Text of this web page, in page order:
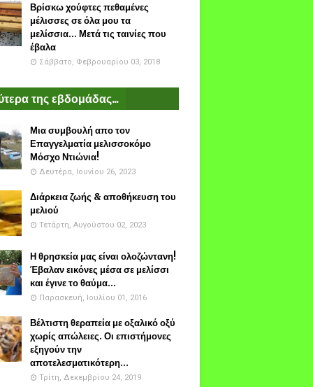
Βρίσκω χούφτες πεθαμένες
μέλισσες σε όλα μου τα
μελίσσια... Μετά τις ταινίες που
έβαλα
Σάββατο, Φεβρουαρίου 03, 2018
της εβδομάδας...
Μια συμβουλή απο τον
Επαγγελματία μελισσοκόμο
Μόσχο Ντιώνια!
Δευτέρα, Ιουνίου 26, 2023
Διάρκεια ζωής & αποθήκευση του
μελιού
Τετάρτη, Αυγούστου 02, 2023
Η θρησκεία μας είναι ολοζώντανη!
Έβαλαν εικόνες μέσα σε μελίσσι
και έγινε το θαύμα...
Παρασκευή, Ιουλίου 01, 2016
Βέλτιστη θεραπεία με οξαλικό οξύ
χωρίς απώλειες. Οι επιστήμονες
εξηγούν την
αποτελεσματικότερη...
Τρίτη, Δεκεμβρίου 24, 2019